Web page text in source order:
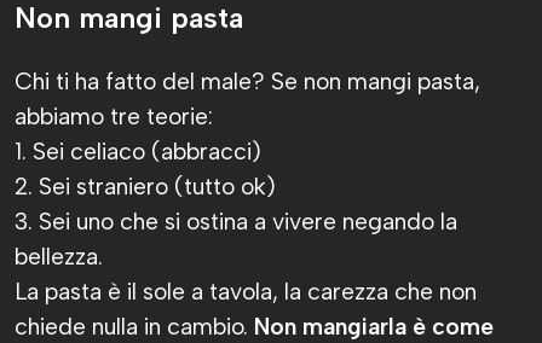
Non mangi pasta
Chi ti ha fatto del male? Se non mangi pasta,
abbiamo tre teorie:
1. Sei celiaco (abbracci)
2. Sei straniero (tutto ok)
3. Sei uno che si ostina a vivere negando la
bellezza.
La pasta è il sole a tavola, la carezza che non
chiede nulla in cambio. Non mangiarla è come